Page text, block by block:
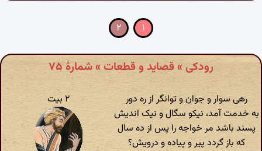
۱ ۲
رودکی » قصاید و قطعات » شمارهٔ ۷۵
رهی سوار و جوان و توانگر از ره دور
به خدمت آمد، نیکو سگال و نیک اندیش
پسند باشد مر خواجه را پس از ده سال
که باز گردد پیر و پیاده و درویش؟
۲ بیت